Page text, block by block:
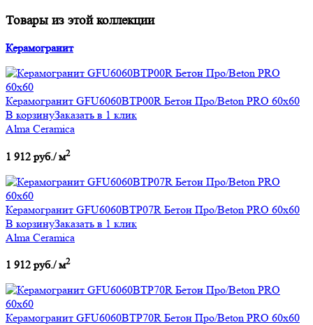
Товары из этой коллекции
Керамогранит
Керамогранит GFU6060BTP00R Бетон Про/Beton PRO 60х60
В корзинуЗаказать в 1 клик
Alma Ceramica
1 912 руб./ м2
Керамогранит GFU6060BTP07R Бетон Про/Beton PRO 60х60
В корзинуЗаказать в 1 клик
Alma Ceramica
1 912 руб./ м2
Керамогранит GFU6060BTP70R Бетон Про/Beton PRO 60х60